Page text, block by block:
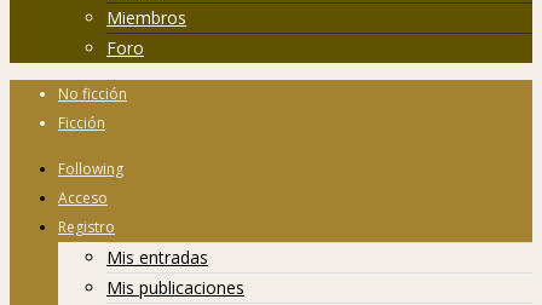
Miembros
Foro
No ficción
Ficción
Following
Acceso
Registro
Mis entradas
Mis publicaciones